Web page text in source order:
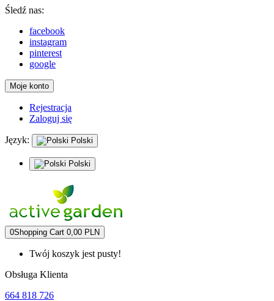
Śledź nas:
facebook
instagram
pinterest
google
Moje konto
Rejestracja
Zaloguj się
Język: Polski
Polski
0Shopping Cart 0,00 PLN
Twój koszyk jest pusty!
Obsługa Klienta
664 818 726